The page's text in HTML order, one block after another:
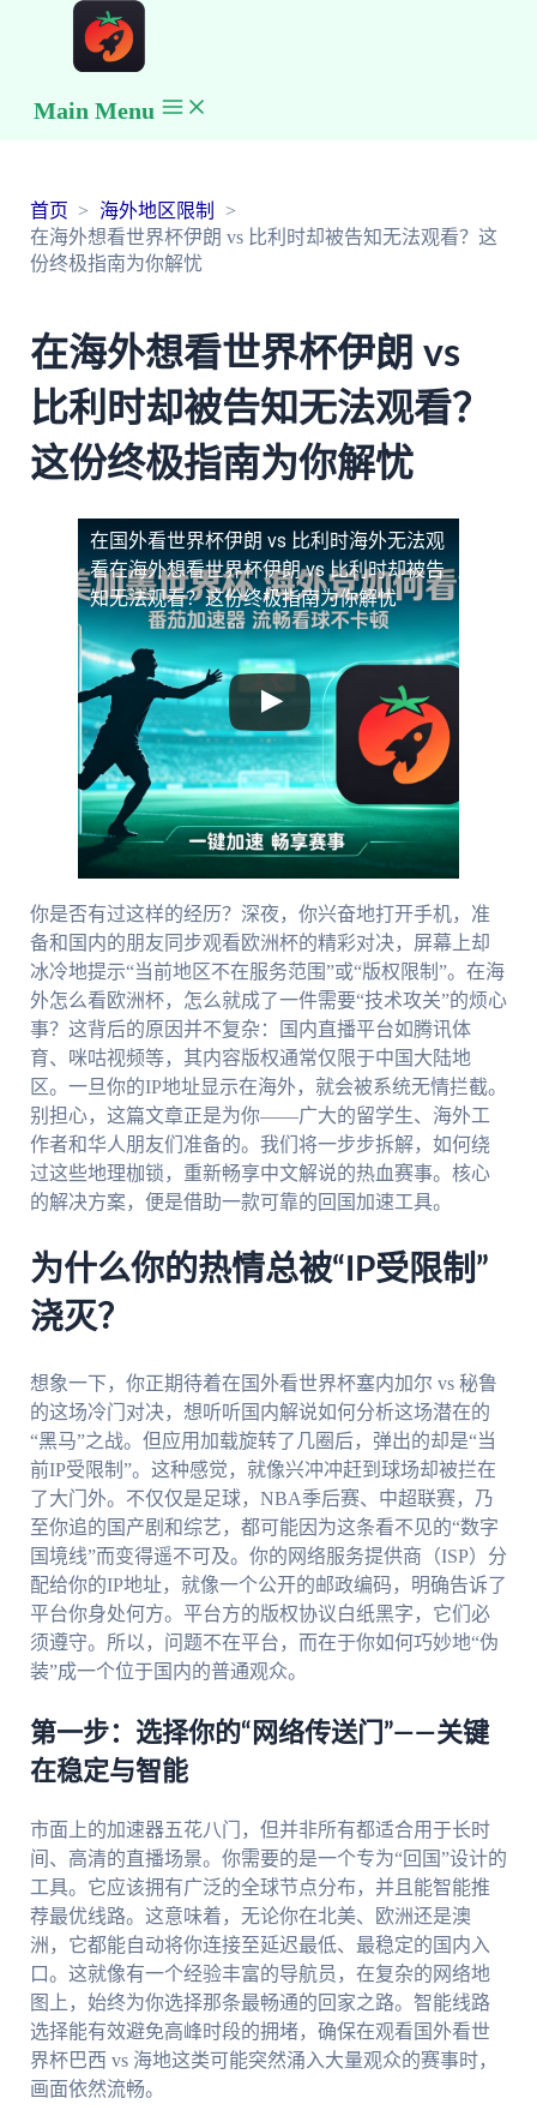
Main Menu
首页
海外地区限制
在海外想看世界杯伊朗 vs 比利时却被告知无法观看？这
份终极指南为你解忧
在海外想看世界杯伊朗 vs
比利时却被告知无法观看？
这份终极指南为你解忧
在国外看世界杯伊朗 vs 比利时海外无法观
看在海外想看世界杯伊朗 vs 比利时却被告
知无法观看？这份终极指南为你解忧
你是否有过这样的经历？深夜，你兴奋地打开手机，准
备和国内的朋友同步观看欧洲杯的精彩对决，屏幕上却
冰冷地提示“当前地区不在服务范围”或“版权限制”。在海
外怎么看欧洲杯，怎么就成了一件需要“技术攻关”的烦心
事？这背后的原因并不复杂：国内直播平台如腾讯体
育、咪咕视频等，其内容版权通常仅限于中国大陆地
区。一旦你的IP地址显示在海外，就会被系统无情拦截。
别担心，这篇文章正是为你——广大的留学生、海外工
作者和华人朋友们准备的。我们将一步步拆解，如何绕
过这些地理枷锁，重新畅享中文解说的热血赛事。核心
的解决方案，便是借助一款可靠的回国加速工具。
为什么你的热情总被“IP受限制”
浇灭？
想象一下，你正期待着在国外看世界杯塞内加尔 vs 秘鲁
的这场冷门对决，想听听国内解说如何分析这场潜在的
“黑马”之战。但应用加载旋转了几圈后，弹出的却是“当
前IP受限制”。这种感觉，就像兴冲冲赶到球场却被拦在
了大门外。不仅仅是足球，NBA季后赛、中超联赛，乃
至你追的国产剧和综艺，都可能因为这条看不见的“数字
国境线”而变得遥不可及。你的网络服务提供商（ISP）分
配给你的IP地址，就像一个公开的邮政编码，明确告诉了
平台你身处何方。平台方的版权协议白纸黑字，它们必
须遵守。所以，问题不在平台，而在于你如何巧妙地“伪
装”成一个位于国内的普通观众。
第一步：选择你的“网络传送门”——关键
在稳定与智能
市面上的加速器五花八门，但并非所有都适合用于长时
间、高清的直播场景。你需要的是一个专为“回国”设计的
工具。它应该拥有广泛的全球节点分布，并且能智能推
荐最优线路。这意味着，无论你在北美、欧洲还是澳
洲，它都能自动将你连接至延迟最低、最稳定的国内入
口。这就像有一个经验丰富的导航员，在复杂的网络地
图上，始终为你选择那条最畅通的回家之路。智能线路
选择能有效避免高峰时段的拥堵，确保在观看国外看世
界杯巴西 vs 海地这类可能突然涌入大量观众的赛事时，
画面依然流畅。